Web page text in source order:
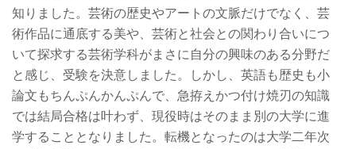
知りました。芸術の歴史やアートの文脈だけでなく、芸
術作品に通底する美や、芸術と社会との関わり合いにつ
いて探求する芸術学科がまさに自分の興味のある分野だ
と感じ、受験を決意しました。しかし、英語も歴史も小
論文もちんぷんかんぷんで、急拵えかつ付け焼刃の知識
では結局合格は叶わず、現役時はそのまま別の大学に進
学することとなりました。転機となったのは大学二年次